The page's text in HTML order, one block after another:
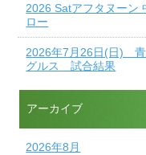
2026 Satアフタヌーン
ロー
2026年7月26日(日) 青
グルス 試合結果
アーカイブ
2026年8月